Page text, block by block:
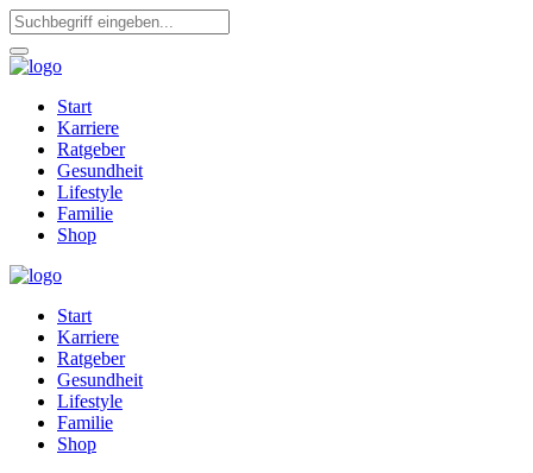
Start
Karriere
Ratgeber
Gesundheit
Lifestyle
Familie
Shop
Start
Karriere
Ratgeber
Gesundheit
Lifestyle
Familie
Shop